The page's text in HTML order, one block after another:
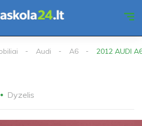
Audi A6 2012 AUDI
Dyzelis